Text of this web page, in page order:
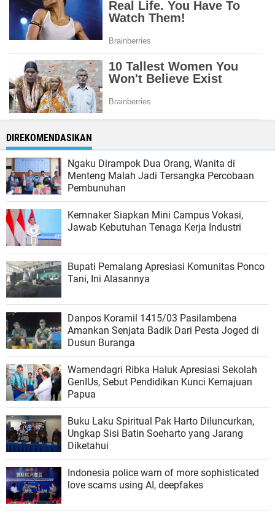
DIREKOMENDASIKAN
Ngaku Dirampok Dua Orang, Wanita di
Menteng Malah Jadi Tersangka Percobaan
Pembunuhan
Kemnaker Siapkan Mini Campus Vokasi,
Jawab Kebutuhan Tenaga Kerja Industri
Bupati Pemalang Apresiasi Komunitas Ponco
Tani, Ini Alasannya
Danpos Koramil 1415/03 Pasilambena
Amankan Senjata Badik Dari Pesta Joged di
Dusun Buranga
Wamendagri Ribka Haluk Apresiasi Sekolah
GenIUs, Sebut Pendidikan Kunci Kemajuan
Papua
Buku Laku Spiritual Pak Harto Diluncurkan,
Ungkap Sisi Batin Soeharto yang Jarang
Diketahui
Indonesia police warn of more sophisticated
love scams using AI, deepfakes